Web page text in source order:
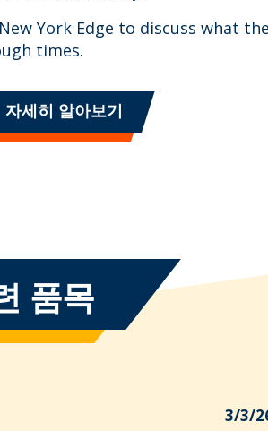
York Edge to discuss what
times.
자세히 알아보기
품목
3/3/